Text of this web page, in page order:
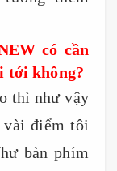
có cần
tới không?
thì như vậy
điểm tôi
bàn phím